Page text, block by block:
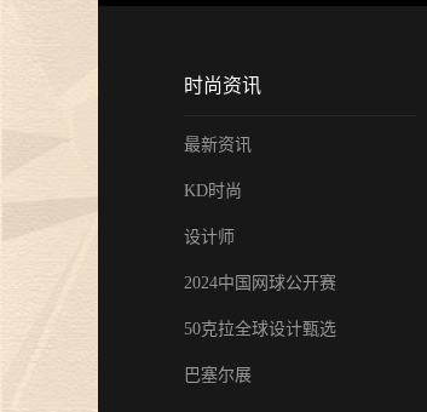
时尚资讯
最新资讯
KD时尚
设计师
2024中国网球公开赛
50克拉全球设计甄选
巴塞尔展